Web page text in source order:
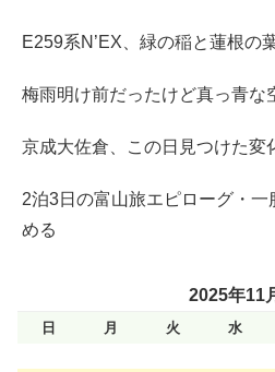
E259系N’EX、緑の稲と蓮根の
梅雨明け前だったけど真っ青な
京成大佐倉、この日見つけた変
2泊3日の富山旅エピローグ・
める
2025年11
日 月 火 水